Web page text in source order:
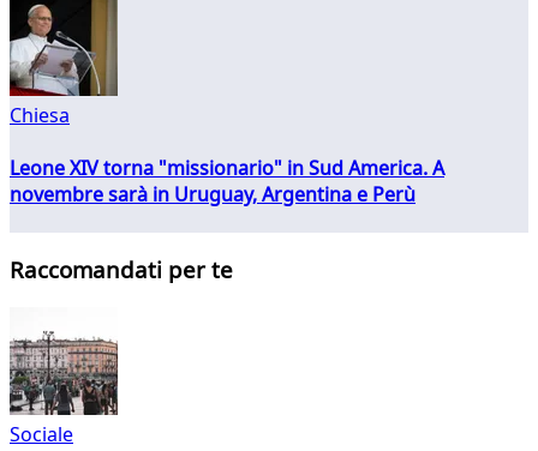
Chiesa
Leone XIV torna "missionario" in Sud America. A
novembre sarà in Uruguay, Argentina e Perù
Raccomandati per te
Sociale